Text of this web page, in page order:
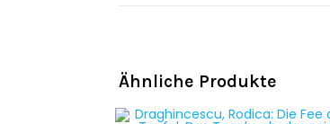
Ähnliche Produkte